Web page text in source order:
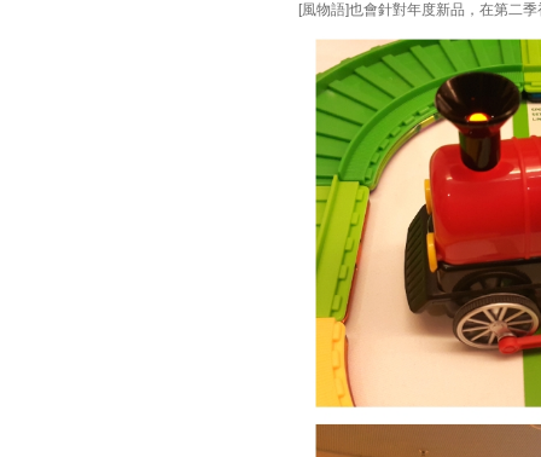
[風物語]也會針對年度新品，在第二